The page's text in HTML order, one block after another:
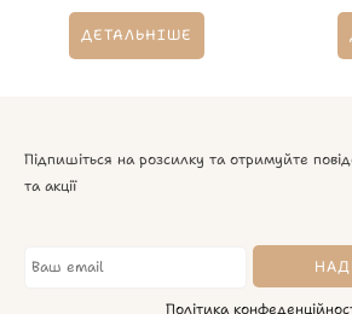
ДЕТАЛЬНІШЕ
Підпишіться на розсилку та отримуйте
та акції
Політика